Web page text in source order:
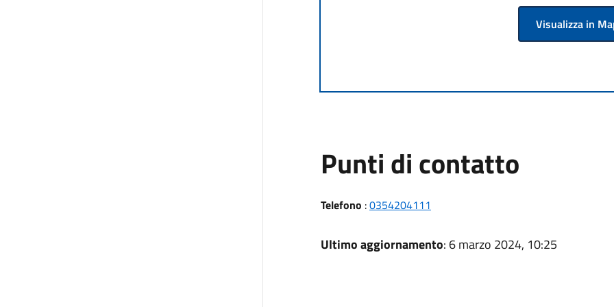
Visualizza in
Punti di contatto
Telefono :0354204111
Ultimo aggiornamento: 6 marzo 2024, 10:25